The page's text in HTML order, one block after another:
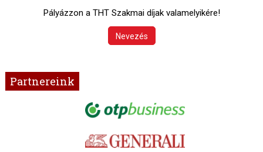
Pályázzon a THT Szakmai díjak valamelyikére!
Nevezés
Partnereink